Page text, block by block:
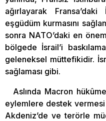
ağırlayarak
eşgüdüm kurmasını
sonra NATO’daki en
bölgede İsrail’i
geleneksel müttefikidir.
sağlaması gibi.
Aslında Macron
eylemlere destek vermesi
Akdeniz’de ve terörle